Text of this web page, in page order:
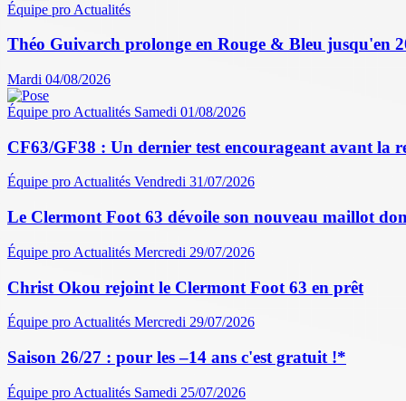
Équipe pro Actualités
Théo Guivarch prolonge en Rouge & Bleu jusqu'en
Mardi 04/08/2026
Équipe pro Actualités Samedi 01/08/2026
CF63/GF38 : Un dernier test encourageant avant la
Équipe proActualités Vendredi 31/07/2026
Le Clermont Foot 63 dévoile son nouveau maillot
Équipe pro Actualités Mercredi 29/07/2026
Christ Okou rejoint le Clermont Foot 63 en prêt
Équipe pro Actualités Mercredi 29/07/2026
Saison 26/27 : pour les –14 ans c'est gratuit !*
Équipe pro Actualités Samedi 25/07/2026